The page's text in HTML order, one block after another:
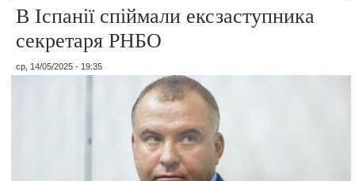
В Іспанії спіймали ексзаступника
секретаря РНБО
ср, 14/05/2025 - 19:35